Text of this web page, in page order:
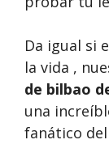
Da igual si
la vida ,
de bilbao
una
fanático